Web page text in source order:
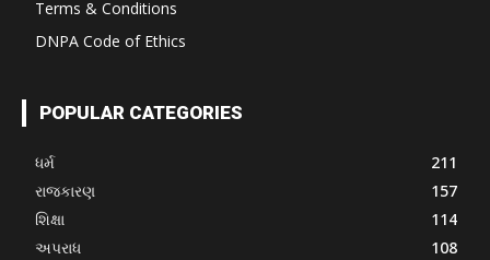
Terms & Conditions
DNPA Code of Ethics
POPULAR CATEGORIES
ધર્મ
211
રાજકારણ
157
શિક્ષા
114
અપરાધ
108